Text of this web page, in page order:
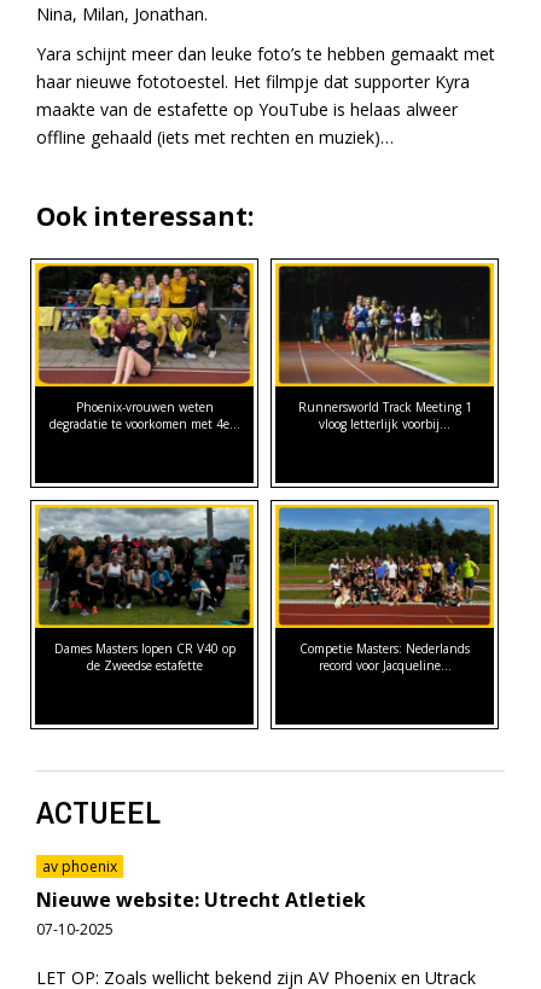
Nina, Milan, Jonathan.
Yara schijnt meer dan leuke foto’s te hebben gemaakt met
haar nieuwe fototoestel. Het filmpje dat supporter Kyra
maakte van de estafette op YouTube is helaas alweer
offline gehaald (iets met rechten en muziek)…
Ook interessant:
Phoenix-vrouwen weten
degradatie te voorkomen met 4e…
Runnersworld Track Meeting 1
vloog letterlijk voorbij...
Dames Masters lopen CR V40 op
de Zweedse estafette
Competie Masters: Nederlands
record voor Jacqueline…
ACTUEEL
av phoenix
Nieuwe website: Utrecht Atletiek
07-10-2025
LET OP: Zoals wellicht bekend zijn AV Phoenix en Utrack